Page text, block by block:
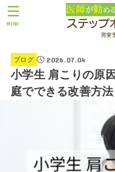
MENU
ブログ 2026.07.04
小学生 肩こりの原
庭でできる改善方